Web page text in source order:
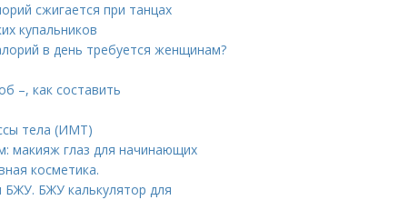
сжигается при танцах
купальников
в день требуется женщинам?
–, как составить
тела (ИМТ)
макияж глаз для начинающих
косметика.
БЖУ. БЖУ калькулятор для